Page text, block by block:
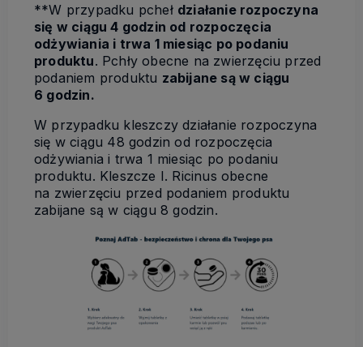
**W przypadku pcheł działanie rozpoczyna
się w ciągu 4 godzin od rozpoczęcia
odżywiania i trwa 1 miesiąc po podaniu
produktu. Pchły obecne na zwierzęciu przed
podaniem produktu zabijane są w ciągu
6 godzin.
W przypadku kleszczy działanie rozpoczyna
się w ciągu 48 godzin od rozpoczęcia
odżywiania i trwa 1 miesiąc po podaniu
produktu. Kleszcze I. Ricinus obecne
na zwierzęciu przed podaniem produktu
zabijane są w ciągu 8 godzin.